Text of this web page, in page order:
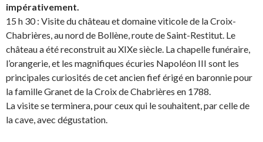
impérativement.
15 h 30 : Visite du château et domaine viticole de la Croix-
Chabrières, au nord de Bollène, route de Saint-Restitut. Le
château a été reconstruit au XIXe siècle. La chapelle funéraire,
l’orangerie, et les magnifiques écuries Napoléon III sont les
principales curiosités de cet ancien fief érigé en baronnie pour
la famille Granet de la Croix de Chabrières en 1788.
La visite se terminera, pour ceux qui le souhaitent, par celle de
la cave, avec dégustation.